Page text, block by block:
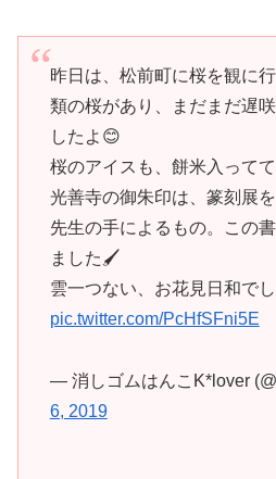
昨日は、松前町に桜を観に
類の桜があり、まだまだ遅
したよ😊
桜のアイスも、餅米入って
光善寺の御朱印は、篆刻展
先生の手によるもの。この
ました🖌️
雲一つない、お花見日和で
pic.twitter.com/PcHfSFni5E
— 消しゴムはんこK*lover
6, 2019